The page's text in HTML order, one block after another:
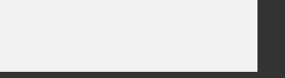
Paris pour